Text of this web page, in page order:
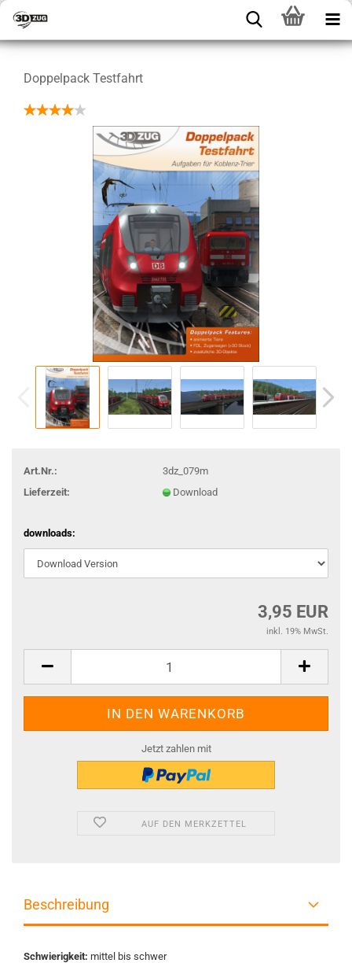
Doppelpack Testfahrt
Art.Nr.:
3dz_079m
Lieferzeit:
Download
downloads:
3,95 EUR
inkl. 19% MwSt.
Jetzt zahlen mit
AUF DEN MERKZETTEL
Beschreibung
Schwierigkeit: mittel bis schwer